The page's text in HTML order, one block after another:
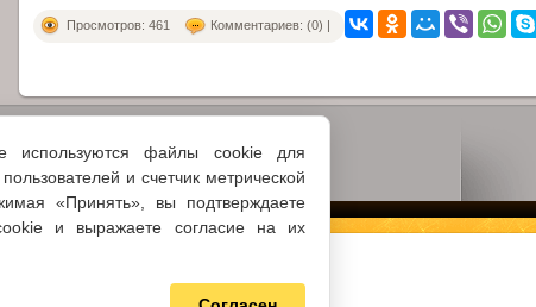
используются файлы cookie для
и счетчик метрической
«Принять», вы подтверждаете
и выражаете согласие на их
Просмотров: 461 Комментариев: (0) |